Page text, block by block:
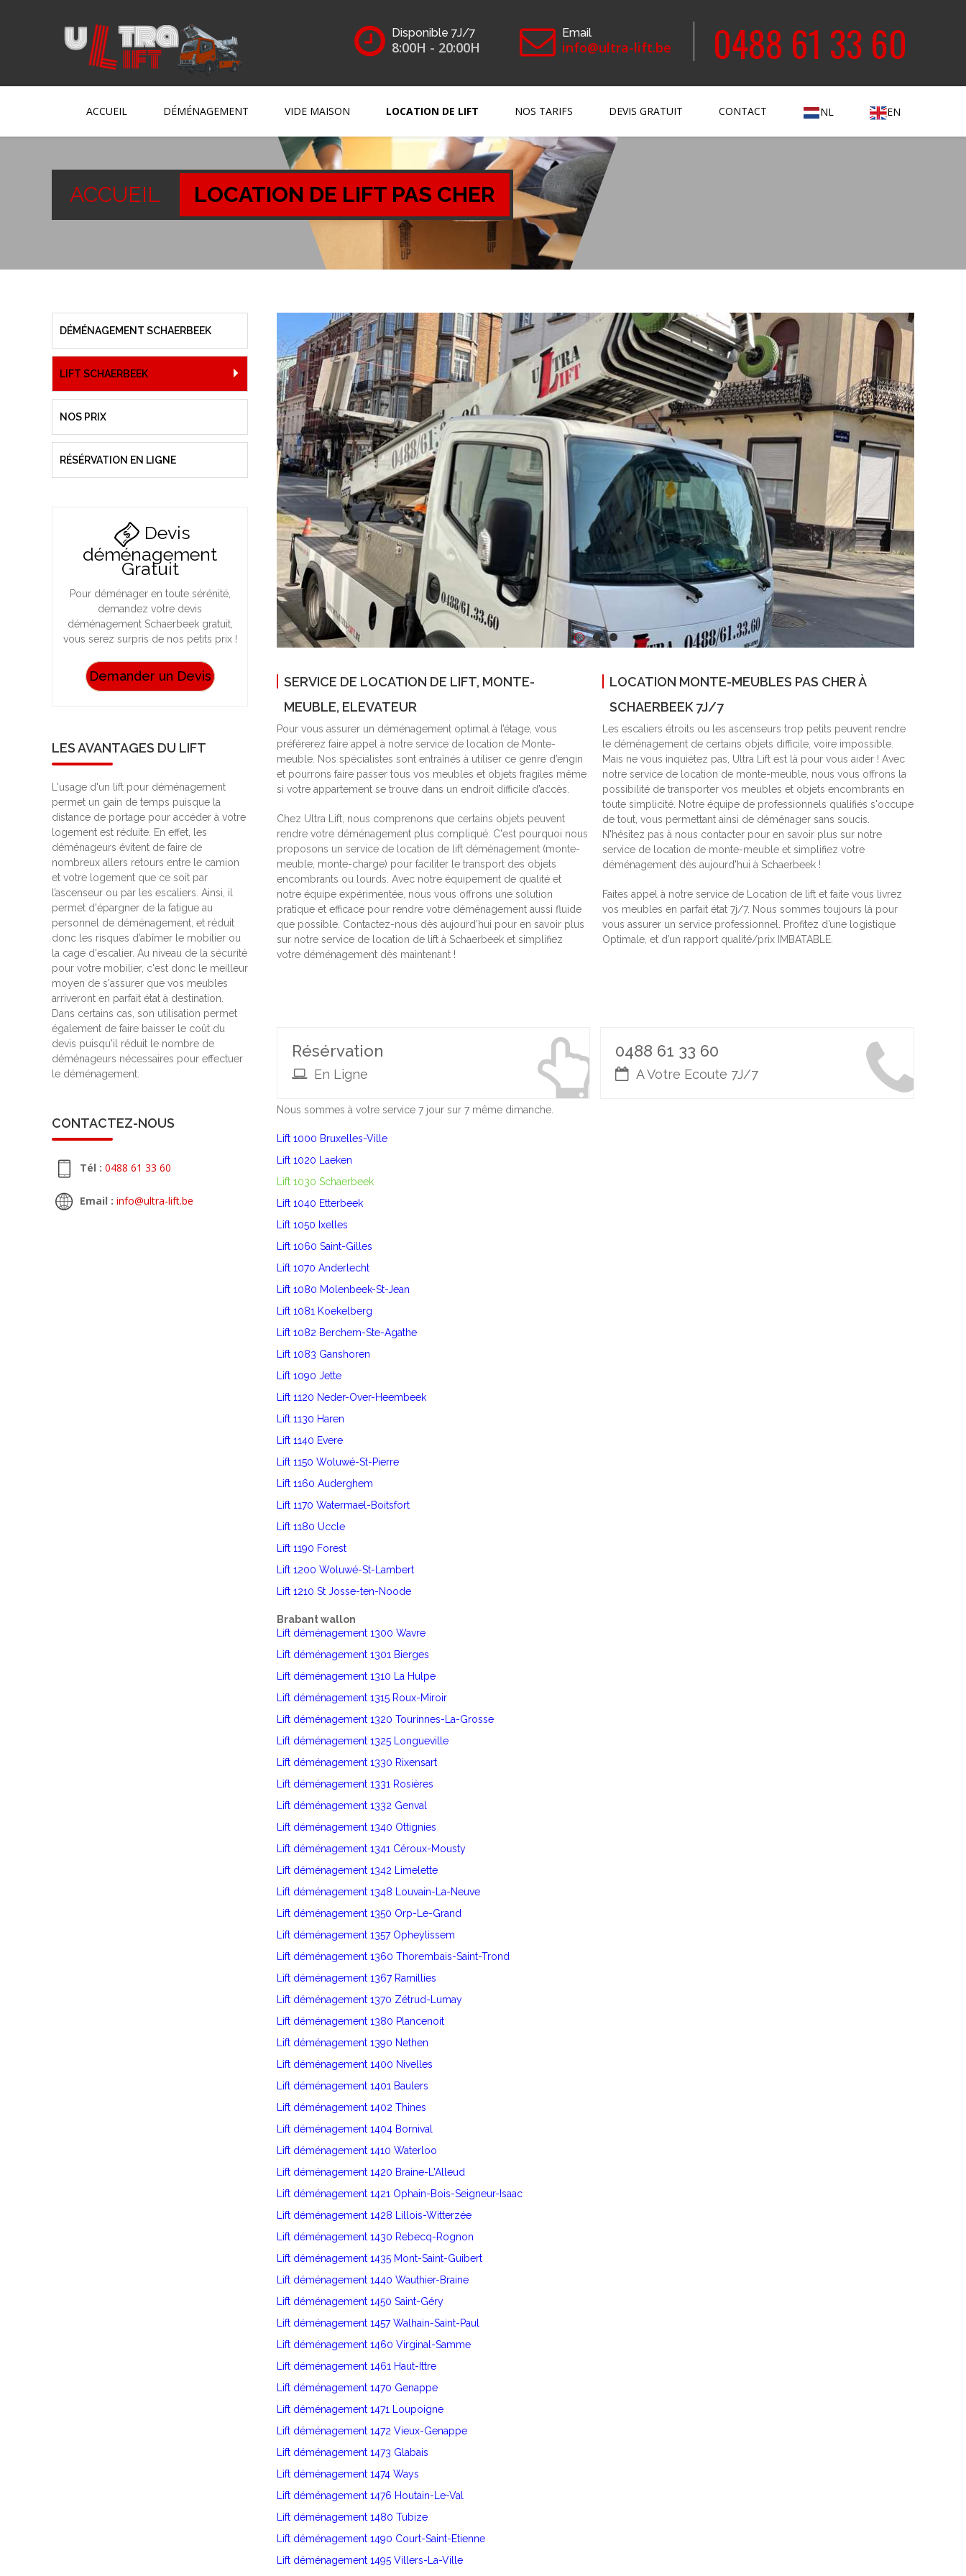
Disponible 7J/7
8:00H - 20:00H
Email
info@ultra-lift.be 0488 61 33 60
ACCUEIL DÉMÉNAGEMENT VIDE MAISON LOCATION DE LIFT NOS TARIFS DEVIS GRATUIT CONTACT NL EN
ACCUEIL LOCATION DE LIFT PAS CHER
SERVICE DE LOCATION DE LIFT, MONTE-
MEUBLE, ELEVATEUR
Pour vous assurer un déménagement optimal à l’étage, vous
préférerez faire appel à notre service de location de Monte-
meuble. Nos spécialistes sont entraînés à utiliser ce genre d’engin
et pourrons faire passer tous vos meubles et objets fragiles même
si votre appartement se trouve dans un endroit difficile d’accès.
Chez Ultra Lift, nous comprenons que certains objets peuvent
rendre votre déménagement plus compliqué. C'est pourquoi nous
proposons un service de location de lift déménagement (monte-
meuble, monte-charge) pour faciliter le transport des objets
encombrants ou lourds. Avec notre équipement de qualité et
notre équipe expérimentée, nous vous offrons une solution
pratique et efficace pour rendre votre déménagement aussi fluide
que possible. Contactez-nous dès aujourd'hui pour en savoir plus
sur notre service de location de lift à Schaerbeek et simplifiez
votre déménagement dès maintenant !
LOCATION MONTE-MEUBLES PAS CHER À
SCHAERBEEK 7J/7
Les escaliers étroits ou les ascenseurs trop petits peuvent rendre
le déménagement de certains objets difficile, voire impossible.
Mais ne vous inquiétez pas, Ultra Lift est là pour vous aider ! Avec
notre service de location de monte-meuble, nous vous offrons la
possibilité de transporter vos meubles et objets encombrants en
toute simplicité. Notre équipe de professionnels qualifiés s'occupe
de tout, vous permettant ainsi de déménager sans soucis.
N'hésitez pas à nous contacter pour en savoir plus sur notre
service de location de monte-meuble et simplifiez votre
déménagement dès aujourd'hui à Schaerbeek !
Faites appel à notre service de Location de lift et faite vous livrez
vos meubles en parfait état 7j/7. Nous sommes toujours là pour
vous assurer un service professionnel. Profitez d’une logistique
Optimale, et d’un rapport qualité/prix IMBATABLE.
Résérvation
En Ligne
0488 61 33 60
A Votre Ecoute 7J/7
Nous sommes à votre service 7 jour sur 7 même dimanche.
Lift 1000 Bruxelles-Ville
Lift 1020 Laeken
Lift 1030 Schaerbeek
Lift 1040 Etterbeek
Lift 1050 Ixelles
Lift 1060 Saint-Gilles
Lift 1070 Anderlecht
Lift 1080 Molenbeek-St-Jean
Lift 1081 Koekelberg
Lift 1082 Berchem-Ste-Agathe
Lift 1083 Ganshoren
Lift 1090 Jette
Lift 1120 Neder-Over-Heembeek
Lift 1130 Haren
Lift 1140 Evere
Lift 1150 Woluwé-St-Pierre
Lift 1160 Auderghem
Lift 1170 Watermael-Boitsfort
Lift 1180 Uccle
Lift 1190 Forest
Lift 1200 Woluwé-St-Lambert
Lift 1210 St Josse-ten-Noode
Brabant wallon
Lift déménagement 1300 Wavre
Lift déménagement 1301 Bierges
Lift déménagement 1310 La Hulpe
Lift déménagement 1315 Roux-Miroir
Lift déménagement 1320 Tourinnes-La-Grosse
Lift déménagement 1325 Longueville
Lift déménagement 1330 Rixensart
Lift déménagement 1331 Rosières
Lift déménagement 1332 Genval
Lift déménagement 1340 Ottignies
Lift déménagement 1341 Céroux-Mousty
Lift déménagement 1342 Limelette
Lift déménagement 1348 Louvain-La-Neuve
Lift déménagement 1350 Orp-Le-Grand
Lift déménagement 1357 Opheylissem
Lift déménagement 1360 Thorembais-Saint-Trond
Lift déménagement 1367 Ramillies
Lift déménagement 1370 Zétrud-Lumay
Lift déménagement 1380 Plancenoit
Lift déménagement 1390 Nethen
Lift déménagement 1400 Nivelles
Lift déménagement 1401 Baulers
Lift déménagement 1402 Thines
Lift déménagement 1404 Bornival
Lift déménagement 1410 Waterloo
Lift déménagement 1420 Braine-L'Alleud
Lift déménagement 1421 Ophain-Bois-Seigneur-Isaac
Lift déménagement 1428 Lillois-Witterzée
Lift déménagement 1430 Rebecq-Rognon
Lift déménagement 1435 Mont-Saint-Guibert
Lift déménagement 1440 Wauthier-Braine
Lift déménagement 1450 Saint-Géry
Lift déménagement 1457 Walhain-Saint-Paul
Lift déménagement 1460 Virginal-Samme
Lift déménagement 1461 Haut-Ittre
Lift déménagement 1470 Genappe
Lift déménagement 1471 Loupoigne
Lift déménagement 1472 Vieux-Genappe
Lift déménagement 1473 Glabais
Lift déménagement 1474 Ways
Lift déménagement 1476 Houtain-Le-Val
Lift déménagement 1480 Tubize
Lift déménagement 1490 Court-Saint-Etienne
Lift déménagement 1495 Villers-La-Ville
DÉMÉNAGEMENT SCHAERBEEK
LIFT SCHAERBEEK
NOS PRIX
RÉSÉRVATION EN LIGNE
Devis
déménagement
Gratuit
Pour déménager en toute sérénité,
demandez votre devis
déménagement Schaerbeek gratuit,
vous serez surpris de nos petits prix !
Demander un Devis
LES AVANTAGES DU LIFT
L'usage d'un lift pour déménagement
permet un gain de temps puisque la
distance de portage pour accéder à votre
logement est réduite. En effet, les
déménageurs évitent de faire de
nombreux allers retours entre le camion
et votre logement que ce soit par
l’ascenseur ou par les escaliers. Ainsi, il
permet d'épargner de la fatigue au
personnel de déménagement, et réduit
donc les risques d’abîmer le mobilier ou
la cage d'escalier. Au niveau de la sécurité
pour votre mobilier, c'est donc le meilleur
moyen de s'assurer que vos meubles
arriveront en parfait état à destination.
Dans certains cas, son utilisation permet
également de faire baisser le coût du
devis puisqu'il réduit le nombre de
déménageurs nécessaires pour effectuer
le déménagement.
CONTACTEZ-NOUS
Tél : 0488 61 33 60
Email : info@ultra-lift.be